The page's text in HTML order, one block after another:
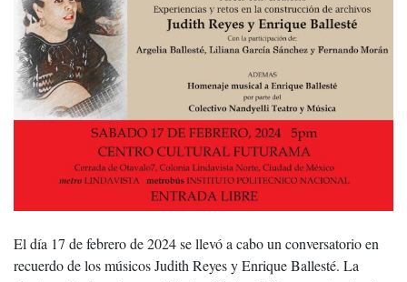
El día 17 de febrero de 2024 se llevó a cabo un conversatorio en
recuerdo de los músicos Judith Reyes y Enrique Ballesté. La